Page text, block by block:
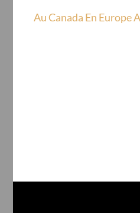
Au Canada En Europe